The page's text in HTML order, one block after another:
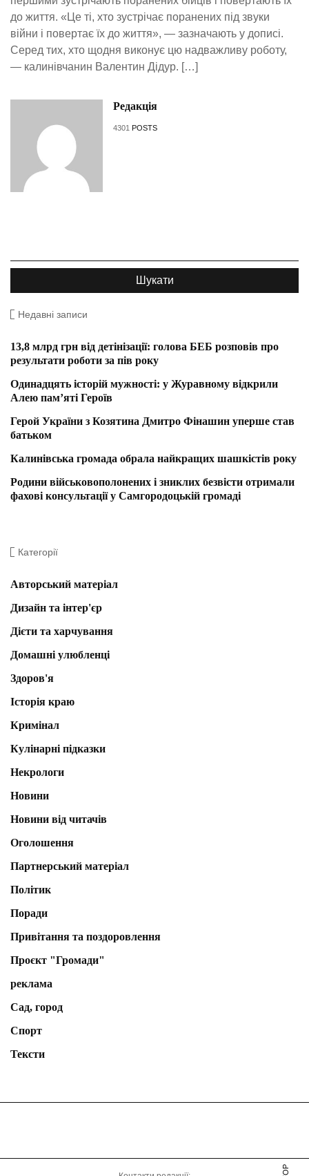
до життя. «Це ті, хто зустрічає поранених під звуки
війни і повертає їх до життя», — зазначають у дописі.
Серед тих, хто щодня виконує цю надважливу роботу,
— калинівчанин Валентин Дідур. […]
Редакція
4301 POSTS
Недавні записи
13,8 млрд грн від детінізації: голова БЕБ розповів про
результати роботи за пів року
Одинадцять історій мужності: у Журавному відкрили
Алею пам’яті Героїв
Герой України з Козятина Дмитро Фінашин уперше став
батьком
Калинівська громада обрала найкращих шашкістів року
Родини військовополонених і зниклих безвісти отримали
фахові консультації у Самгородоцькій громаді
Категорії
Авторський матеріал
Дизайн та інтер'єр
Дієти та харчування
Домашні улюбленці
Здоров'я
Історія краю
Кримінал
Кулінарні підказки
Некрологи
Новини
Новини від читачів
Оголошення
Партнерський матеріал
Політик
Поради
Привітання та поздоровлення
Проєкт "Громади"
реклама
Сад, город
Спорт
Тексти